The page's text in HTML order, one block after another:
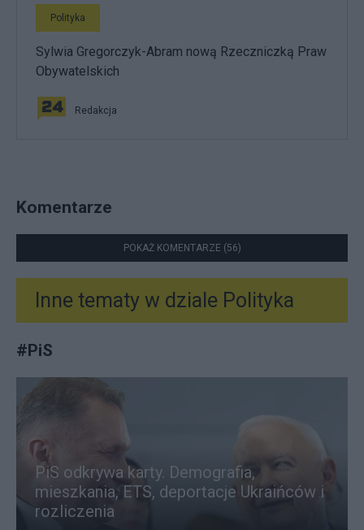
Polityka
Sylwia Gregorczyk-Abram nową Rzeczniczką Praw
Obywatelskich
Redakcja
Komentarze
POKAŻ KOMENTARZE (56)
Inne tematy w dziale Polityka
#PiS
PiS odkrywa karty. Demografia,
mieszkania, ETS, deportacje Ukraińców i
rozliczenia